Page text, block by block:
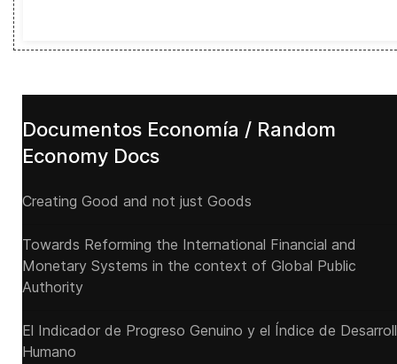
Documentos Economía / Random
Economy Docs
Creating Good and not just Goods
Towards Reforming the International Financial and
Monetary Systems in the context of Global Public
Authority
El Indicador de Progreso Genuino y el Índice de
Humano